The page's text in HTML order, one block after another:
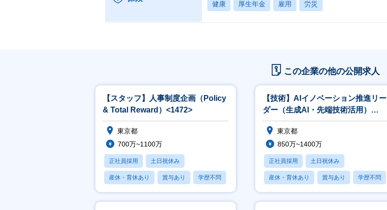
健康 厚生年金 雇用 労災
この企業の他の公開求人
【スタッフ】人事制度企画（Policy
& Total Reward）<1472>
東京都
700万~1100万
正社員採用 土日祝休み
産休・育休あり 賞与あり 学歴不問
【技術】AIイノベーション推進リー
ダー（生成AI・先端技術活用）
<536>
東京都
850万~1400万
正社員採用 土日祝休み
産休・育休あり 賞与あり 学歴不問